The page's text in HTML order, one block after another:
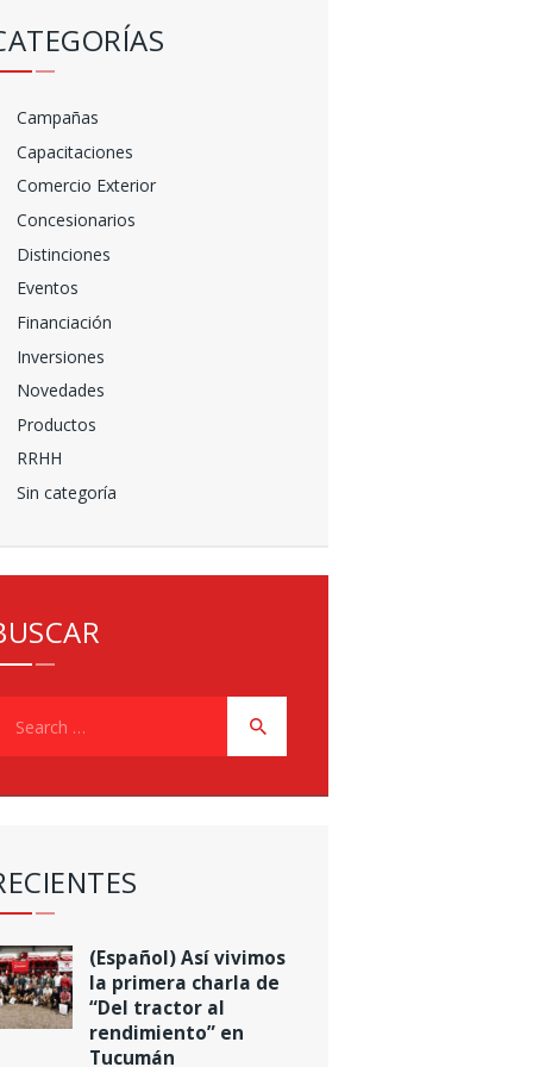
Campañas
Capacitaciones
Comercio Exterior
Concesionarios
Distinciones
Eventos
Financiación
Inversiones
Novedades
Productos
RRHH
Sin categoría
(Español) Así vivimos
la primera charla de
“Del tractor al
rendimiento” en
Tucumán